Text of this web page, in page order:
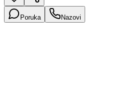
Poruka Nazovi